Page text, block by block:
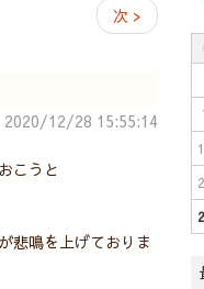
次 >
2020/12/28 15:55:14
こうと
悲鳴を上げておりま